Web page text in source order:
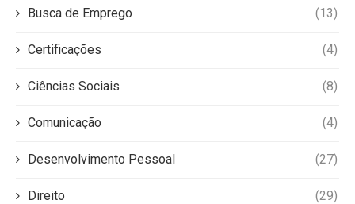
Busca de Emprego (13)
Certificações (4)
Ciências Sociais (8)
Comunicação (4)
Desenvolvimento Pessoal (27)
Direito (29)